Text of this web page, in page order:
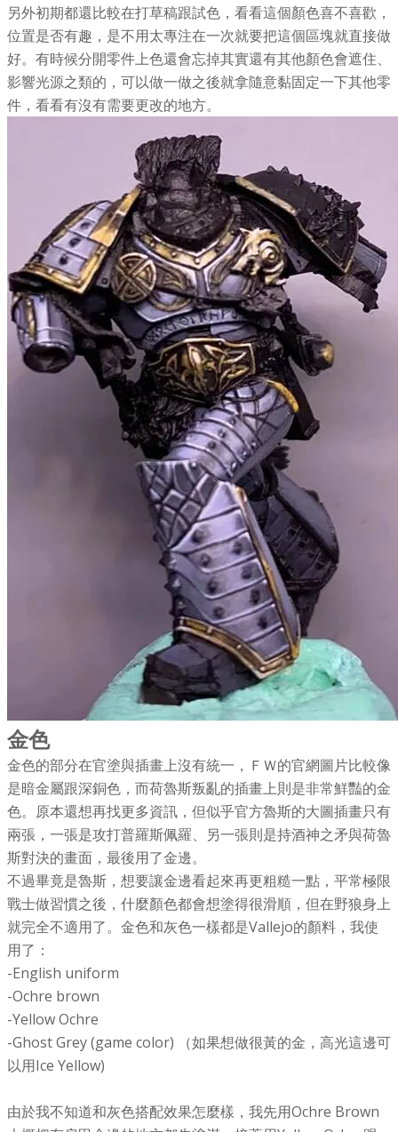
另外初期都還比較在打草稿跟試色，看看這個顏色喜不喜歡，
位置是否有趣，是不用太專注在一次就要把這個區塊就直接做
好。有時候分開零件上色還會忘掉其實還有其他顏色會遮住、
影響光源之類的，可以做一做之後就拿隨意黏固定一下其他零
件，看看有沒有需要更改的地方。
金色
金色的部分在官塗與插畫上沒有統一，ＦＷ的官網圖片比較像
是暗金屬跟深銅色，而荷魯斯叛亂的插畫上則是非常鮮豔的金
色。原本還想再找更多資訊，但似乎官方魯斯的大圖插畫只有
兩張，一張是攻打普羅斯佩羅、另一張則是持酒神之矛與荷魯
斯對決的畫面，最後用了金邊。
不過畢竟是魯斯，想要讓金邊看起來再更粗糙一點，平常極限
戰士做習慣之後，什麼顏色都會想塗得很滑順，但在野狼身上
就完全不適用了。 金色和灰色一樣都是Vallejo的顏料，我使
用了：
-English uniform
-Ochre brown
-Yellow Ochre
-Ghost Grey (game color) （如果想做很黃的金，高光這邊可
以用Ice Yellow)
由於我不知道和灰色搭配效果怎麼樣，我先用Ochre Brown